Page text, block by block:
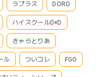
ラプラス DORO
ハイスクールD×D
きゃらとりあ
ル ついコレ FGO